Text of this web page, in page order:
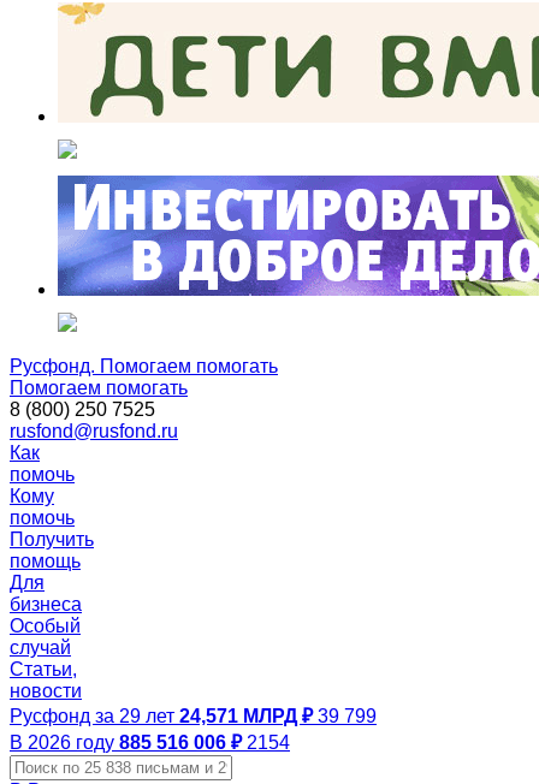
Русфонд. Помогаем помогать
Помогаем помогать
8 (800) 250 7525
rusfond@rusfond.ru
Как
помочь
Кому
помочь
Получить
помощь
Для
бизнеса
Особый
случай
Статьи,
новости
Русфонд за 29 лет 24,571 МЛРД ₽ 39 799
В 2026 году 885 516 006 ₽ 2154